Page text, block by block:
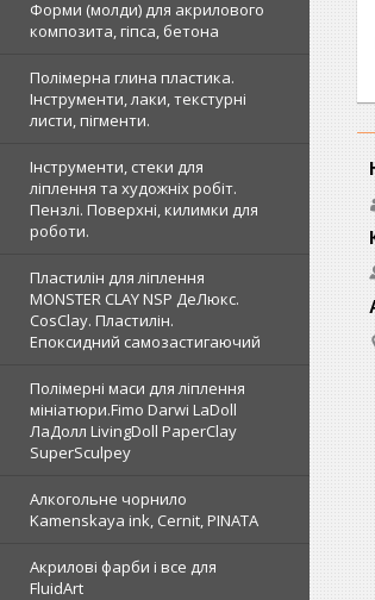
Форми (молди) для акрилового
композита, гіпса, бетона
Полімерна глина пластика.
Інструменти, лаки, текстурні
листи, пігменти.
Інструменти, стеки для
ліплення та художніх робіт.
Пензлі. Поверхні, килимки для
роботи.
Пластилін для ліплення
MONSTER CLAY NSP ДеЛюкс.
CosClay. Пластилін.
Епоксидний самозастигаючий
Полімерні маси для ліплення
мініатюри.Fimo Darwi LaDoll
ЛаДолл LivingDoll PaperClay
SuperSculpey
Алкогольне чорнило
Kamenskaya ink, Cernit, PINATA
Акрилові фарби і все для
FluidArt